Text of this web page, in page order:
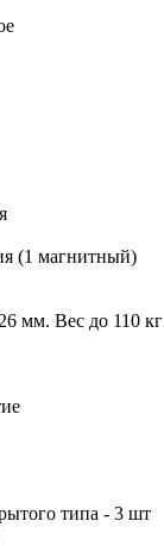
(1 магнитный)
мм. Вес до 110 кг
типа - 3 шт